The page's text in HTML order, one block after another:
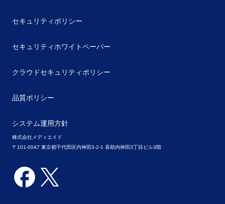
株式会社メディエイド
〒101-0047 東京都千代田区内神田3-2-1 喜助内神田3丁目ビル3階
セキュリティポリシー
セキュリティホワイトペーパー
クラウドセキュリティポリシー
品質ポリシー
システム運用方針